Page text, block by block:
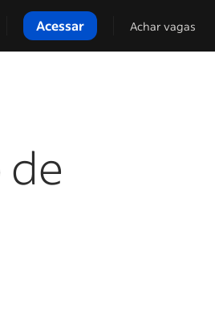
Acessar Achar vagas
de